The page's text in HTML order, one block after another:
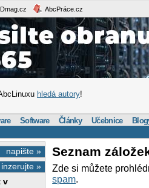
AbcPráce.cz
hledá autory!
Software Články Učebnice
napište »
inzerujte »
v
Seznam
Zde si můžete
spam.